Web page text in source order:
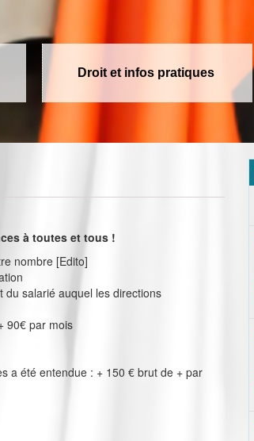
Droit et infos pratiques
à toutes et tous !
nombre [Edito]
salarié auquel les directions
90€ par mois
a été entendue : + 150 € brut de + par